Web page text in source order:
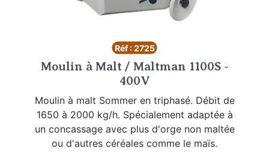
Réf : 2725
Moulin à Malt / Maltman 1100S -
400V
Moulin à malt Sommer en triphasé. Débit de
1650 à 2000 kg/h. Spécialement adaptée à
un concassage avec plus d'orge non maltée
ou d'autres céréales comme le maïs.